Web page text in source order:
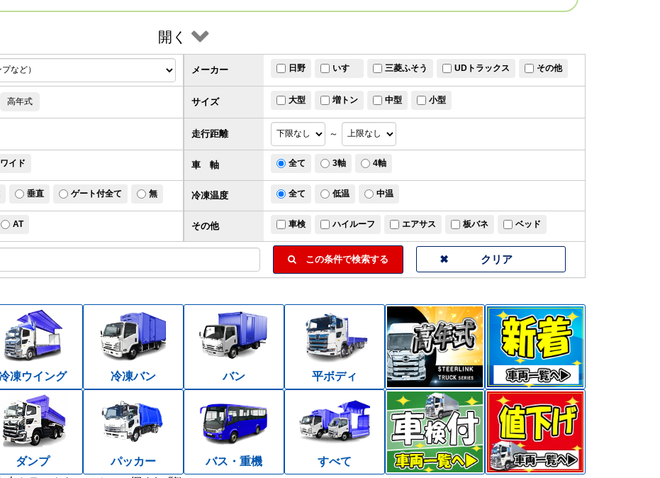
開く
サイズ 大型 増トン 中型 小型
この条件で検索する
メーカー 日野 いすゞ 三菱ふそう UDトラックス その他
高年式
走行距離 ～
イド 車 軸 全て 3軸 4軸
垂直 ゲート付全て 無 冷凍温度 全て 低温 中温
AT その他 車検 ハイルーフ エアサス 板バネ ベッド
凍ウイング 冷凍バン バン 平ボディ
ダンプ パッカー バス・重機
すべて